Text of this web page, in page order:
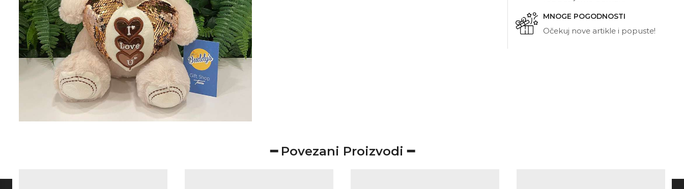
MNOGE POGODNOSTI
Očekuj nove artikle i popuste!
━ Povezani Proizvodi ━